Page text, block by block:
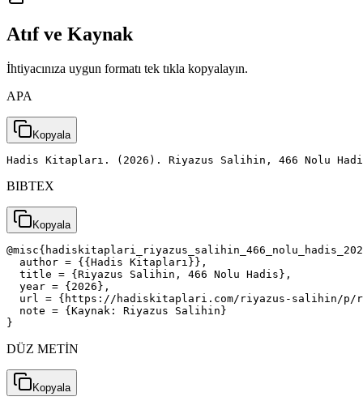
Atıf ve Kaynak
İhtiyacınıza uygun formatı tek tıkla kopyalayın.
APA
Kopyala
Hadis Kitapları. (2026). Riyazus Salihin, 466 Nolu
BIBTEX
Kopyala
  author = {{Hadis Kitapları}},
  title = {Riyazus Salihin, 466 Nolu Hadis},
  year = {2026},
url = {https://hadiskitaplari.com/riyazus-salihin/
  note = {Kaynak: Riyazus Salihin}
}
DÜZ METİN
Kopyala